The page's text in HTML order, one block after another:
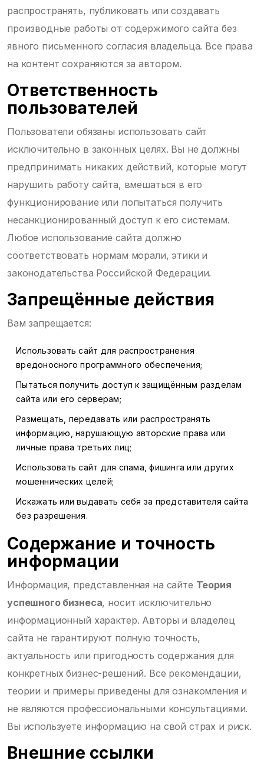
распространять, публиковать или создавать
производные работы от содержимого сайта без
явного письменного согласия владельца. Все права
на контент сохраняются за автором.
Ответственность
пользователей
Пользователи обязаны использовать сайт
исключительно в законных целях. Вы не должны
предпринимать никаких действий, которые могут
нарушить работу сайта, вмешаться в его
функционирование или попытаться получить
несанкционированный доступ к его системам.
Любое использование сайта должно
соответствовать нормам морали, этики и
законодательства Российской Федерации.
Запрещённые действия
Вам запрещается:
Использовать сайт для распространения
вредоносного программного обеспечения;
Пытаться получить доступ к защищённым разделам
сайта или его серверам;
Размещать, передавать или распространять
информацию, нарушающую авторские права или
личные права третьих лиц;
Использовать сайт для спама, фишинга или других
мошеннических целей;
Искажать или выдавать себя за представителя сайта
без разрешения.
Содержание и точность
информации
Информация, представленная на сайте Теория
успешного бизнеса, носит исключительно
информационный характер. Авторы и владелец
сайта не гарантируют полную точность,
актуальность или пригодность содержания для
конкретных бизнес-решений. Все рекомендации,
теории и примеры приведены для ознакомления и
не являются профессиональными консультациями.
Вы используете информацию на свой страх и риск.
Внешние ссылки